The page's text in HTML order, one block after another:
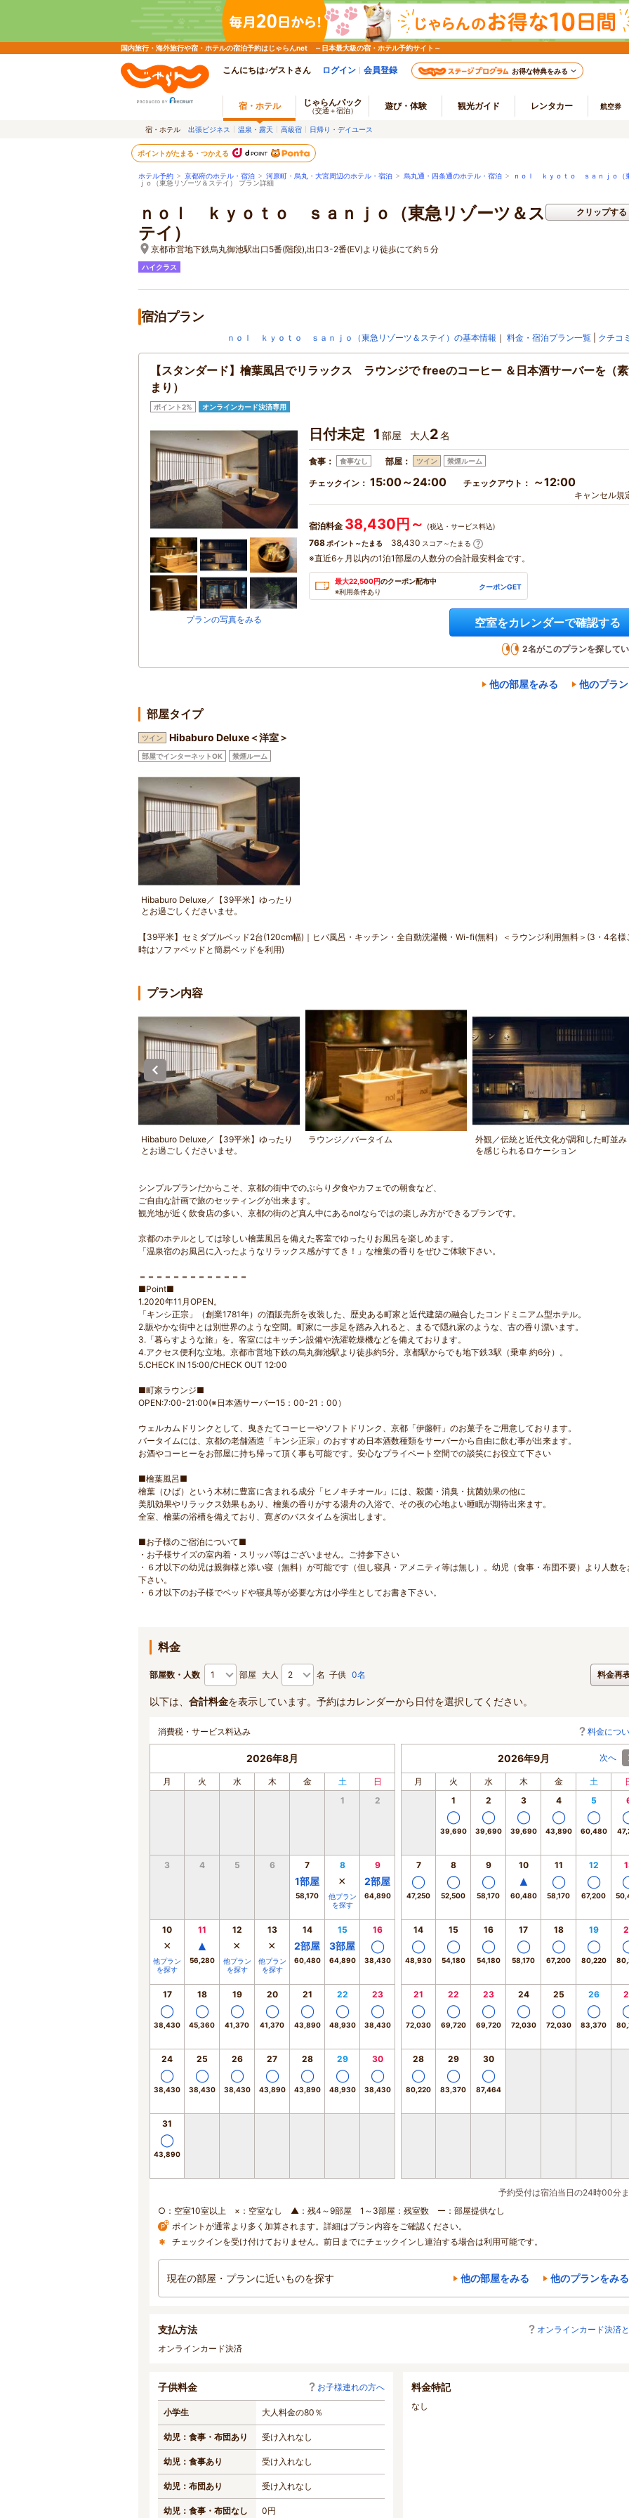
国内旅行・海外旅行や宿・ホテルの宿泊予約はじゃらんnet ～日本最大級の宿・ホテル予約サイト～
こんにちは♪ゲストさん ログイン 会員登録 お得な特典をみる
宿・ホテル じゃらんパック
（交通＋宿泊） 遊び・体験 観光ガイド レンタカー 航空券
宿・ホテル 出張ビジネス 温泉・露天 高級宿 日帰り・デイユース
ポイントがたまる・つかえる
ホテル予約 > 京都府のホテル・宿泊 > 河原町・烏丸・大宮周辺のホテル・宿泊 > 烏丸通・四条通のホテル・宿泊 >
ｎｏｌ ｋｙｏｔｏ ｓａｎｊｏ（
ｊｏ（東急リゾーツ＆ステイ） プラン詳細
ｎｏｌ ｋｙｏｔｏ ｓａｎｊｏ（東急リゾーツ＆ス
テイ）
京都市営地下鉄烏丸御池駅出口5番(階段),出口3-2番(EV)より徒歩にて約５分
ハイクラス
クリップする
宿泊プラン
ｎｏｌ ｋｙｏｔｏ ｓａｎｊｏ（東急リゾーツ＆ステイ）の基本情報 ｜ 料金・宿泊プラン一覧 クチコ
【スタンダード】檜葉風呂でリラックス ラウンジで freeのコーヒー ＆日本酒サーバーを（
まり）
ポイント2% オンラインカード決済専用
プランの写真をみる
日付未定 1 部屋 大人 2名
食事： 食事なし 部屋： ツイン 禁煙ルーム
チェックイン： 15:00～24:00 チェックアウト： ～12:00
キャンセル規
宿泊料金 38,430円～ (税込・サービス料込)
768 ポイント～たまる 38,430 スコア～たまる
※直近6ヶ月以内の1泊1部屋の人数分の合計最安料金です。
最大22,500円のクーポン配布中
※利用条件あり
クーポンGET
空室をカレンダーで確認する
2名がこのプランを探して
他の部屋をみる 他のプラ
部屋タイプ
ツイン Hibaburo Deluxe＜洋室＞
部屋でインターネットOK 禁煙ルーム
Hibaburo Deluxe／【39平米】ゆったり
とお過ごしくださいませ。
【39平米】セミダブルベッド2台(120cm幅)｜ヒバ風呂・キッチン・全自動洗濯機・Wi-fi(無料）＜ラウンジ利用無料＞(3・4名様
時はソファベッドと簡易ベッドを利用)
プラン内容
Hibaburo Deluxe／【39平米】ゆったり
とお過ごしくださいませ。
ラウンジ／バータイム
外観／伝統と近代文化が調和した町並み
を感じられるロケーション
シンプルプランだからこそ、京都の街中でのぶらり夕食やカフェでの朝食など、
ご自由な計画で旅のセッティングが出来ます。
観光地が近く飲食店の多い、京都の街のど真ん中にあるnolならではの楽しみ方ができるプランです。
京都のホテルとしては珍しい檜葉風呂を備えた客室でゆったりお風呂を楽しめます。
「温泉宿のお風呂に入ったようなリラックス感がすてき！」な檜葉の香りをぜひご体験下さい。
＝＝＝＝＝＝＝＝＝＝＝＝＝
■Point■
1.2020年11月OPEN。
「キンシ正宗」（創業1781年）の酒販売所を改装した、歴史ある町家と近代建築の融合したコンドミニアム型ホテル。
2.賑やかな街中とは別世界のような空間。町家に一歩足を踏み入れると、まるで隠れ家のような、古の香り漂います。
3.「暮らすような旅」を。客室にはキッチン設備や洗濯乾燥機などを備えております。
4.アクセス便利な立地。京都市営地下鉄の烏丸御池駅より徒歩約5分。京都駅からでも地下鉄3駅（乗車 約6分）。
5.CHECK IN 15:00/CHECK OUT 12:00
■町家ラウンジ■
OPEN:7:00-21:00(※日本酒サーバー15：00-21：00）
ウェルカムドリンクとして、曳きたてコーヒーやソフトドリンク、京都「伊藤軒」のお菓子をご用意しております。
バータイムには、京都の老舗酒造「キンシ正宗」のおすすめ日本酒数種類をサーバーから自由に飲む事が出来ます。
お酒やコーヒーをお部屋に持ち帰って頂く事も可能です。安心なプライベート空間での談笑にお役立て下さい
■檜葉風呂■
檜葉（ひば）という木材に豊富に含まれる成分「ヒノキチオール」には、殺菌・消臭・抗菌効果の他に
美肌効果やリラックス効果もあり、檜葉の香りがする湯舟の入浴で、その夜の心地よい睡眠が期待出来ます。
全室、檜葉の浴槽を備えており、寛ぎのバスタイムを演出します。
■お子様のご宿泊について■
・お子様サイズの室内着・スリッパ等はございません。ご持参下さい
・６才以下の幼児は親御様と添い寝（無料）が可能です（但し寝具・アメニティ等は無し）。幼児（食事・布団不要）より人数
下さい。
・６才以下のお子様でベッドや寝具等が必要な方は小学生としてお書き下さい。
料金
部屋数・人数 部屋 大人 名 子供 0名 料金再
以下は、 合計料金を表示しています。予約はカレンダーから日付を選択してください。
消費税・サービス料込み 料金につ
2026年8月
月 火 水 木 金 土
日
1
2
3 4 5 6 7
1部屋
58,170
8
×
他プラン
を探す
9
2部屋
64,890
10
×
他プラン
を探す
11
▲
56,280
12
×
他プラン
を探す
13
×
他プラン
を探す
14
2部屋
60,480
15
3部屋
64,890
16
◯
38,430
17
◯
38,430
18
◯
45,360
19
◯
41,370
20
◯
41,370
21
◯
43,890
22
◯
48,930
23
◯
38,430
24
◯
38,430
25
◯
38,430
26
◯
38,430
27
◯
43,890
28
◯
43,890
29
◯
48,930
30
◯
38,430
31
◯
43,890
2026年9月 次へ
月 火 水 木 金 土
1
◯
39,690
2
◯
39,690
3
◯
39,690
4
◯
43,890
5
◯
60,480
7
◯
47,250
8
◯
52,500
9
◯
58,170
10
▲
60,480
11
◯
58,170
12
◯
67,200
14
◯
48,930
15
◯
54,180
16
◯
54,180
17
◯
58,170
18
◯
67,200
19
◯
80,220
21
◯
72,030
22
◯
69,720
23
◯
69,720
24
◯
72,030
25
◯
72,030
26
◯
83,370
28
◯
80,220
29
◯
83,370
30
◯
87,464
予約受付は宿泊当日の24時00分
○：空室10室以上 ×：空室なし ▲：残4～9部屋 1～3部屋：残室数 ー：部屋提供なし
ポイントが通常より多く加算されます。詳細はプラン内容をご確認ください。
チェックインを受け付けておりません。前日までにチェックインし連泊する場合は利用可能です。
現在の部屋・プランに近いものを探す 他の部屋をみる 他のプランをみる
支払方法
オンラインカード決済
オンラインカード決済
子供料金 お子様連れの方へ
小学生 大人料金の80％
幼児：食事・布団あり 受け入れなし
幼児：食事あり 受け入れなし
幼児：布団あり 受け入れなし
幼児：食事・布団なし 0円
料金特記
なし